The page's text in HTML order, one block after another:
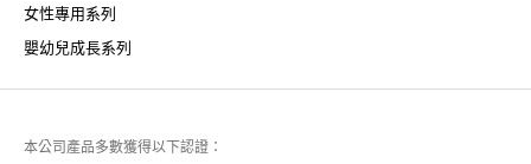
女性專用系列
嬰幼兒成長系列
本公司產品多數獲得以下認證：